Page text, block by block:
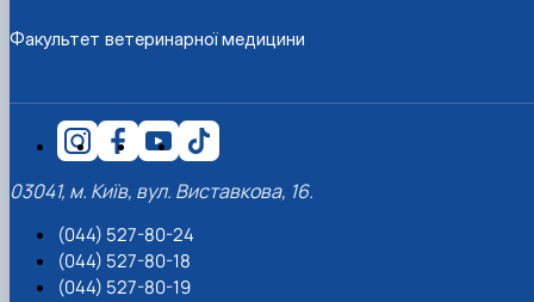
Факультет ветеринарної медицини
03041, м. Київ, вул. Виставкова, 16.
(044) 527-80-24
(044) 527-80-18
(044) 527-80-19